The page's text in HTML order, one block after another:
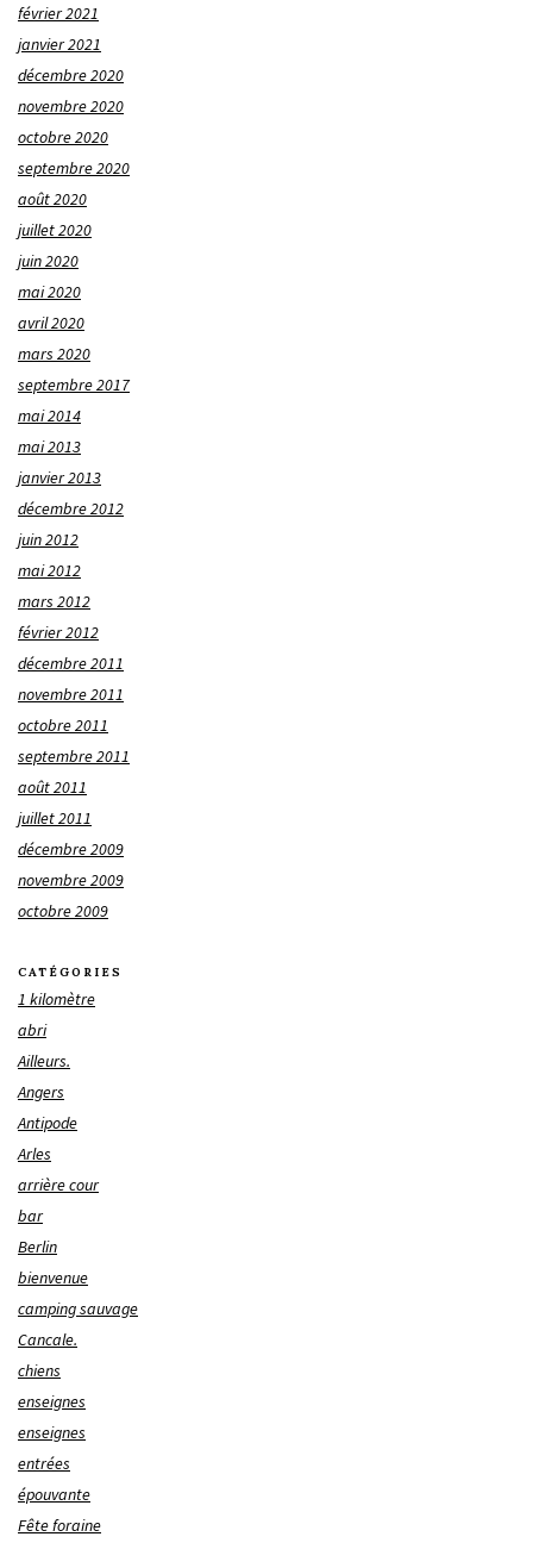
février 2021
janvier 2021
décembre 2020
novembre 2020
octobre 2020
septembre 2020
août 2020
juillet 2020
juin 2020
mai 2020
avril 2020
mars 2020
septembre 2017
mai 2014
mai 2013
janvier 2013
décembre 2012
juin 2012
mai 2012
mars 2012
février 2012
décembre 2011
novembre 2011
octobre 2011
septembre 2011
août 2011
juillet 2011
décembre 2009
novembre 2009
octobre 2009
CATÉGORIES
1 kilomètre
abri
Ailleurs.
Angers
Antipode
Arles
arrière cour
bar
Berlin
bienvenue
camping sauvage
Cancale.
chiens
enseignes
enseignes
entrées
épouvante
Fête foraine